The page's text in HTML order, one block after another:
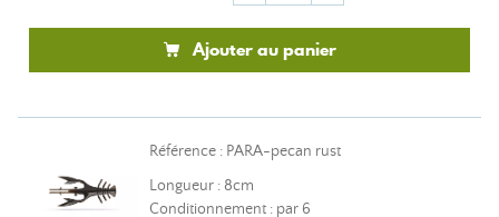
Ajouter au panier
Référence : PARA-pecan rust
Longueur : 8cm
Conditionnement : par 6